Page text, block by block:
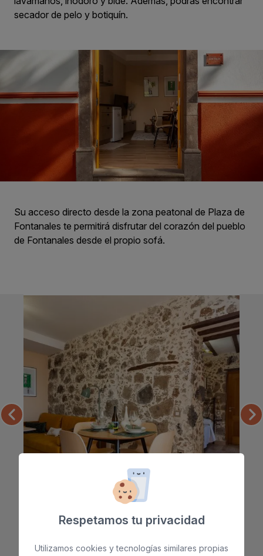
secador de pelo y botiquín.
Su acceso directo desde la zona peatonal de Plaza de
Fontanales te permitirá disfrutar del corazón del pueblo
de Fontanales desde el propio sofá.
Respetamos tu privacidad
Utilizamos cookies y tecnologías similares propias